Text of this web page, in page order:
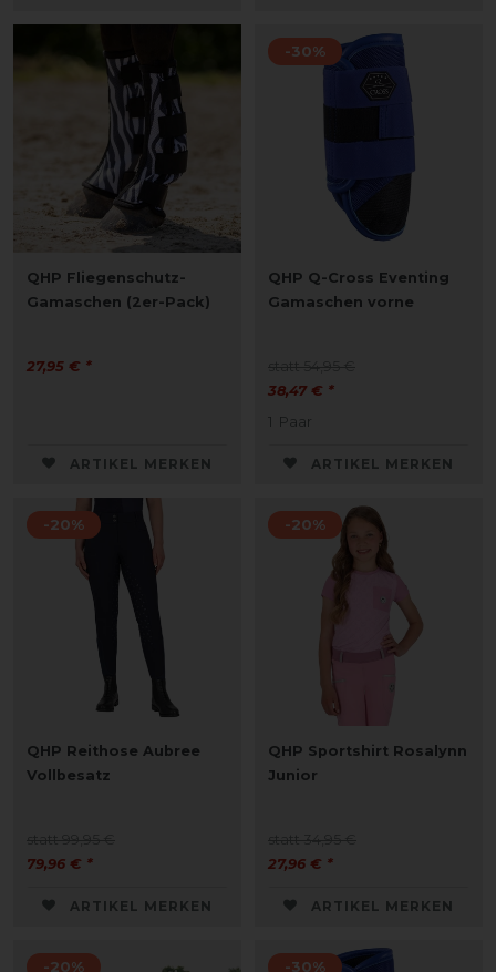
QHP Fliegenschutz-
Gamaschen (2er-Pack)
27,95 € *
ARTIKEL MERKEN
-30%
QHP Q-Cross Eventing
Gamaschen vorne
38,47 € *
1 Paar
ARTIKEL MERKEN
-20%
QHP Reithose Aubree
Vollbesatz
79,96 € *
ARTIKEL MERKEN
-20%
QHP Sportshirt Rosalynn
Junior
27,96 € *
ARTIKEL MERKEN
-20% -30%